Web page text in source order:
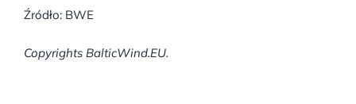
Źródło: BWE
Copyrights BalticWind.EU.